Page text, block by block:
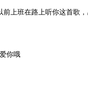
前上班在路上听你这首歌
你哦